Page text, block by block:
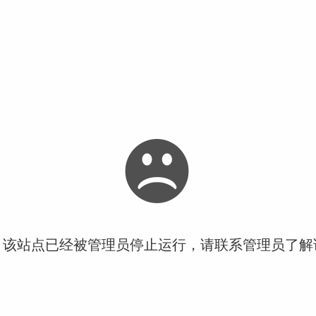
站点已经被管理员停止运行，请联系管理员了